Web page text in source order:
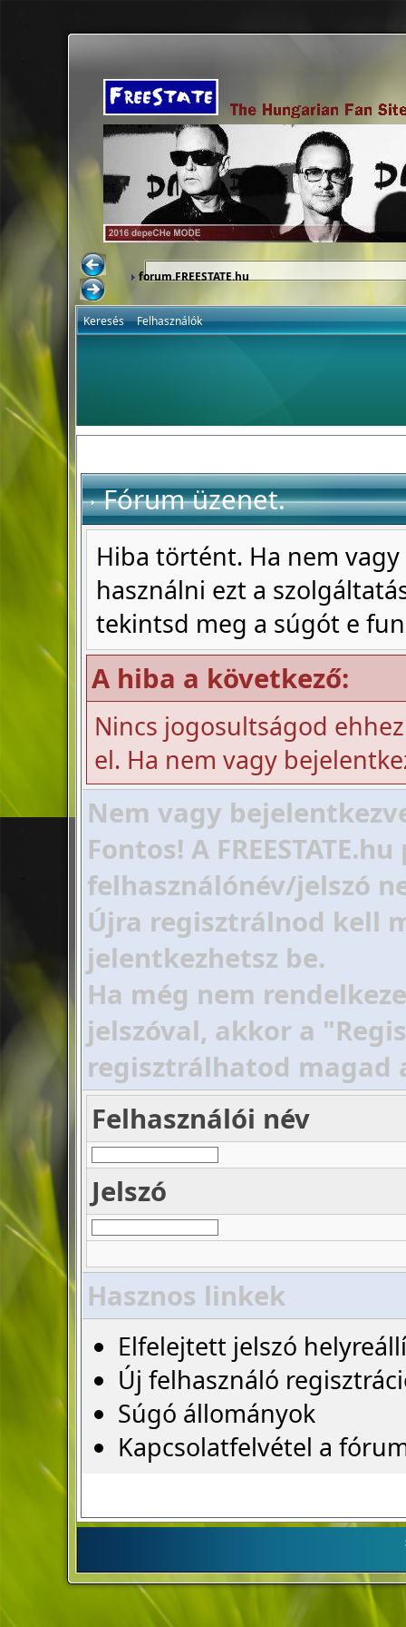
forum.FREESTATE.hu
Keresés Felhasználók
Fórum üzenet.
Hiba történt. Ha nem
használni ezt a
tekintsd meg a súgót e
A hiba a következő:
Nincs jogosultságod
el. Ha nem vagy
Nem vagy
Fontos! A
felhasználónév/jelszó
Újra regisztrálnod kell
jelentkezhetsz be.
Ha még nem
jelszóval, akkor a
regisztrálhatod magad
Felhasználói név
Jelszó
Hasznos linkek
Elfelejtett jelszó
Új felhasználó
Súgó állományok
Kapcsolatfelvétel a